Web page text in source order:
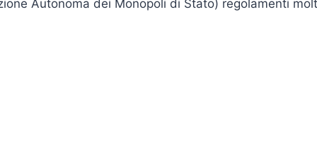
Autonoma dei Monopoli di Stato) regolamenti